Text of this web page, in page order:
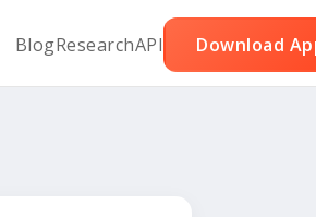
BlogResearchAPI Download